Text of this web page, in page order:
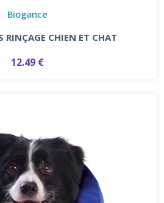
Biogance
RINÇAGE CHIEN ET CHAT
12.49 €